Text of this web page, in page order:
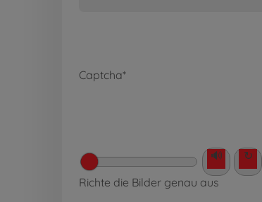
Captcha*
🔊
↻
Richte die Bilder genau aus